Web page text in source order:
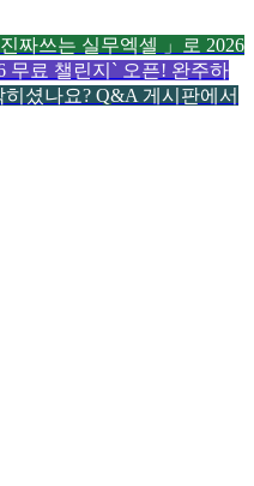
짜쓰는 실무엑셀 」로 2026
무료 챌린지` 오픈! 완주하
히셨나요? Q&A 게시판에서